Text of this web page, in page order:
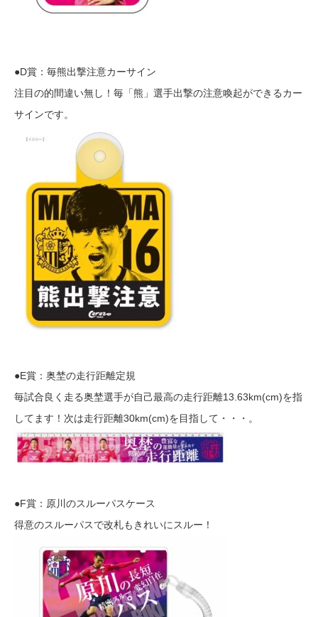
●D賞：毎熊出撃注意カーサイン
注目の的間違い無し！毎「熊」選手出撃の注意喚起ができるカー
サインです。
●E賞：奥埜の走行距離定規
毎試合良く走る奥埜選手が自己最高の走行距離13.63km(cm)を指
してます！次は走行距離30km(cm)を目指して・・・。
●F賞：原川のスルーパスケース
得意のスルーパスで改札もきれいにスルー！